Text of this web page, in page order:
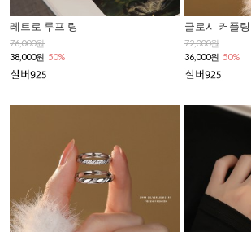
레트로 루프 링
76,000원
38,000원 50%
글로시 커플링
72,000원
36,000원 50%